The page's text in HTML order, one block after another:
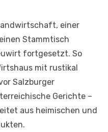
einer
Stammtisch
fortgesetzt. So
mit rustikal
Salzburger
Gerichte –
aus heimischen und